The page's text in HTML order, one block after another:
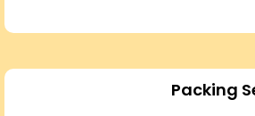
Packing